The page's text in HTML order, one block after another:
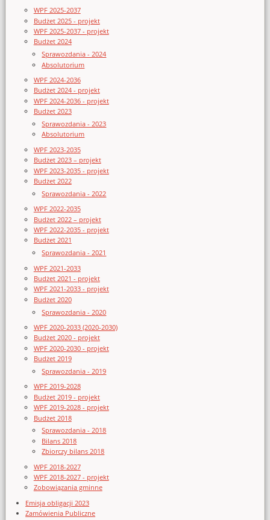
WPF 2025-2037
Budżet 2025 - projekt
WPF 2025-2037 - projekt
Budżet 2024
Sprawozdania - 2024
Absolutorium
WPF 2024-2036
Budżet 2024 - projekt
WPF 2024-2036 - projekt
Budżet 2023
Sprawozdania - 2023
Absolutorium
WPF 2023-2035
Budżet 2023 – projekt
WPF 2023-2035 - projekt
Budżet 2022
Sprawozdania - 2022
WPF 2022-2035
Budżet 2022 – projekt
WPF 2022-2035 - projekt
Budżet 2021
Sprawozdania - 2021
WPF 2021-2033
Budżet 2021 - projekt
WPF 2021-2033 - projekt
Budżet 2020
Sprawozdania - 2020
WPF 2020-2033 (2020-2030)
Budżet 2020 - projekt
WPF 2020-2030 - projekt
Budżet 2019
Sprawozdania - 2019
WPF 2019-2028
Budżet 2019 - projekt
WPF 2019-2028 - projekt
Budżet 2018
Sprawozdania - 2018
Bilans 2018
Zbiorczy bilans 2018
WPF 2018-2027
WPF 2018-2027 - projekt
Zobowiązania gminne
Emisja obligacji 2023
Zamówienia Publiczne